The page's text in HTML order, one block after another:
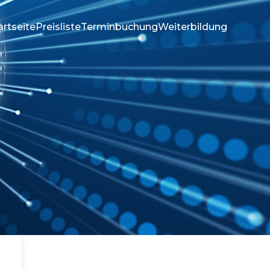
PreislisteTerminbuchungWeiterbildung